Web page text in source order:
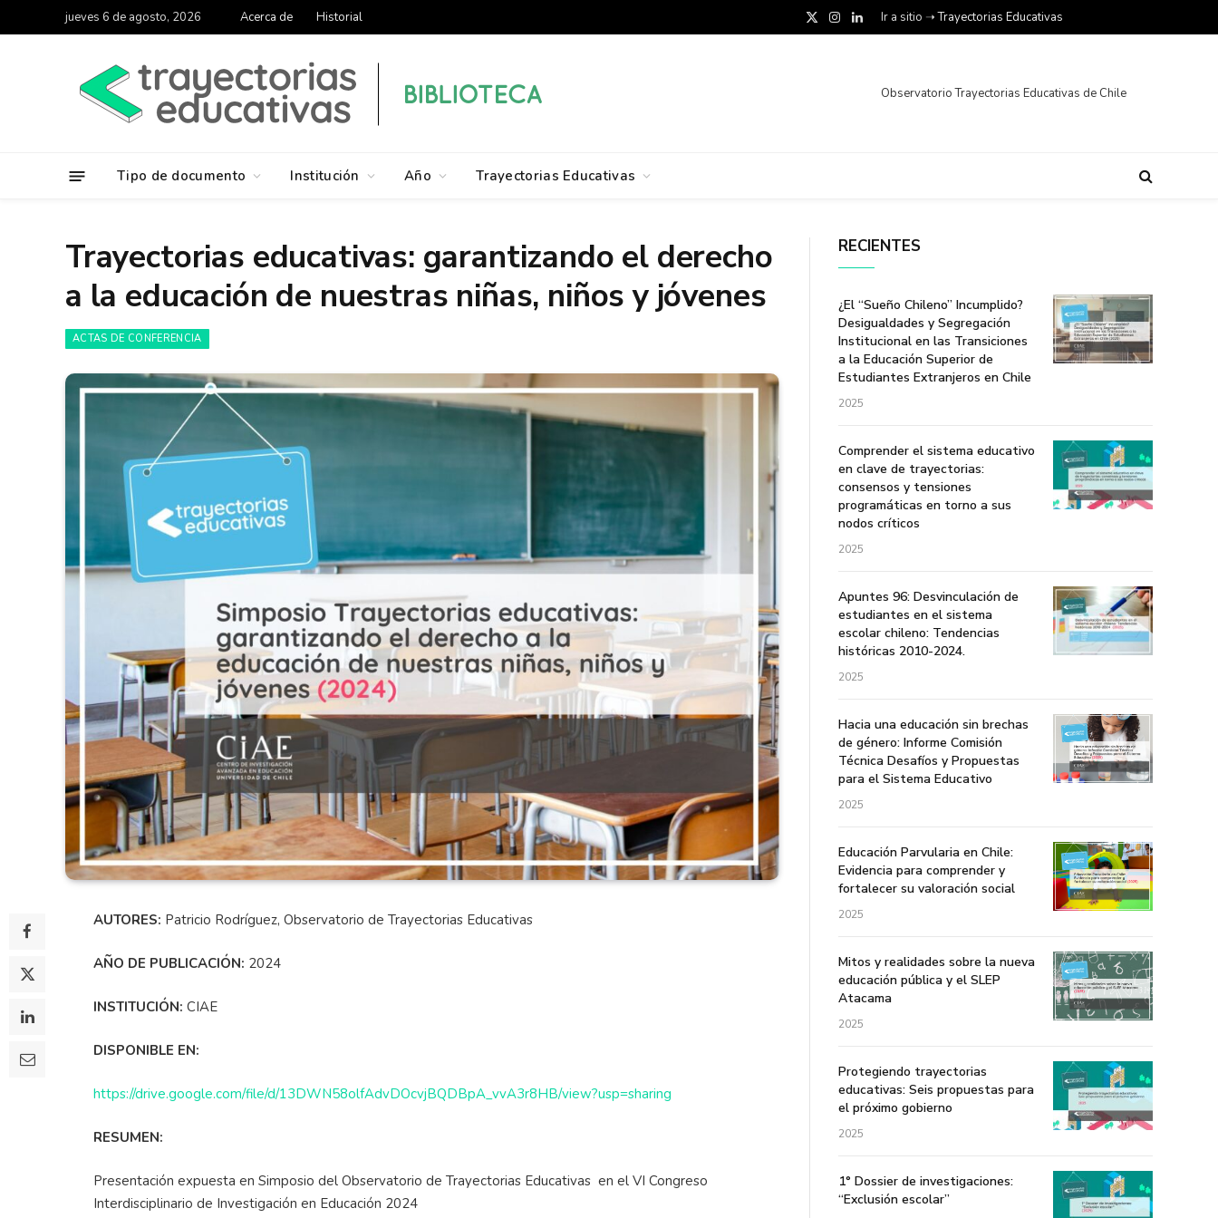
jueves 6 de agosto, 2026 Acerca de Historial
X
Instagram
LinkedInIr a sitio ➝Trayectorias Educativas
Observatorio Trayectorias Educativas de Chile
Tipo de documento Institución Año Trayectorias Educativas
Trayectorias educativas: garantizando el derecho
a la educación de nuestras niñas, niños y jóvenes
ACTAS DE CONFERENCIA
AUTORES: Patricio Rodríguez, Observatorio de Trayectorias Educativas
AÑO DE PUBLICACIÓN: 2024
INSTITUCIÓN: CIAE
DISPONIBLE EN:
https://drive.google.com/file/d/13DWN58olfAdvDOcvjBQDBpA_vvA3r8HB/view?usp=sharing
RESUMEN:
Presentación expuesta en Simposio del Observatorio de Trayectorias Educativas en el VI Congreso
Interdisciplinario de Investigación en Educación 2024
RECIENTES
¿El “Sueño Chileno” Incumplido?
Desigualdades y Segregación
Institucional en las Transiciones
a la Educación Superior de
Estudiantes Extranjeros en Chile
2025
Comprender el sistema educativo
en clave de trayectorias:
consensos y tensiones
programáticas en torno a sus
nodos críticos
2025
Apuntes 96: Desvinculación de
estudiantes en el sistema
escolar chileno: Tendencias
históricas 2010-2024.
2025
Hacia una educación sin brechas
de género: Informe Comisión
Técnica Desafíos y Propuestas
para el Sistema Educativo
2025
Educación Parvularia en Chile:
Evidencia para comprender y
fortalecer su valoración social
2025
Mitos y realidades sobre la nueva
educación pública y el SLEP
Atacama
2025
Protegiendo trayectorias
educativas: Seis propuestas para
el próximo gobierno
2025
1° Dossier de investigaciones:
“Exclusión escolar”